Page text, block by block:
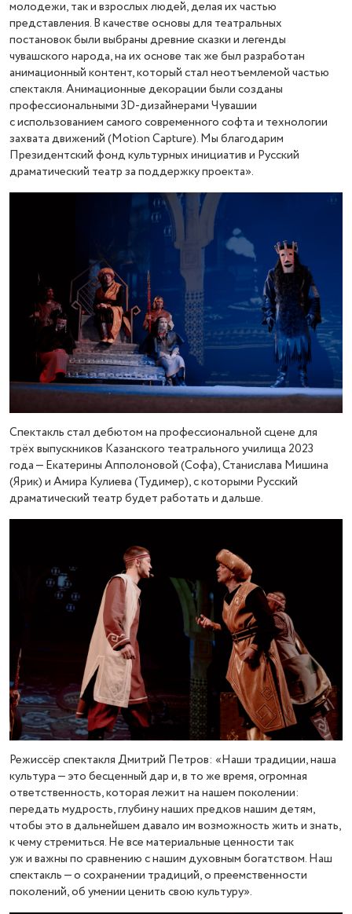
молодежи, так и взрослых людей, делая их частью
представления. В качестве основы для театральных
постановок были выбраны древние сказки и легенды
чувашского народа, на их основе так же был разработан
анимационный контент, который стал неотъемлемой частью
спектакля. Анимационные декорации были созданы
профессиональными 3D-дизайнерами Чувашии
с использованием самого современного софта и технологии
захвата движений (Motion Capture). Мы благодарим
Президентский фонд культурных инициатив и Русский
драматический театр за поддержку проекта».
Спектакль стал дебютом на профессиональной сцене для
трёх выпускников Казанского театрального училища 2023
года — Екатерины Апполоновой (Софа), Станислава Мишина
(Ярик) и Амира Кулиева (Тудимер), с которыми Русский
драматический театр будет работать и дальше.
Режиссёр спектакля Дмитрий Петров: «Наши традиции, наша
культура — это бесценный дар и, в то же время, огромная
ответственность, которая лежит на нашем поколении:
передать мудрость, глубину наших предков нашим детям,
чтобы это в дальнейшем давало им возможность жить и знать,
к чему стремиться. Не все материальные ценности так
уж и важны по сравнению с нашим духовным богатством. Наш
спектакль — о сохранении традиций, о преемственности
поколений, об умении ценить свою культуру».